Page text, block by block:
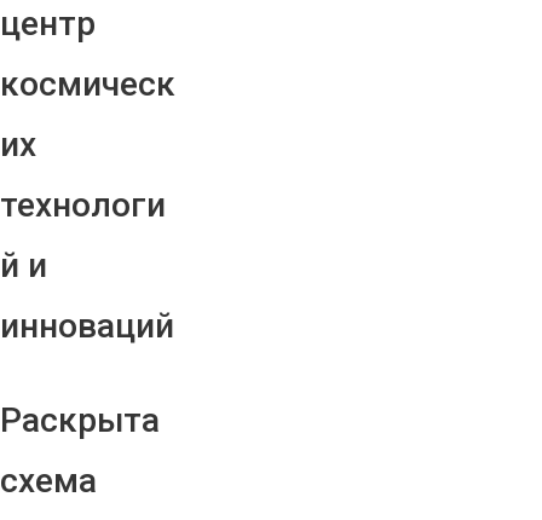
центр
космическ
их
технологи
й и
инноваций
Раскрыта
схема